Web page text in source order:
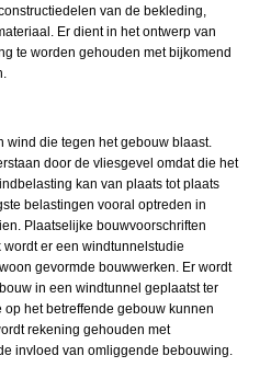
van de bekleding,
Er dient in het ontwerp van
te worden gehouden met bijkomend
wind die tegen het gebouw blaast.
door de vliesgevel omdat die het
kan van plaats tot plaats
belastingen vooral optreden in
Plaatselijke bouwvoorschriften
er een windtunnelstudie
gevormde bouwwerken. Er wordt
in een windtunnel geplaatst ter
het betreffende gebouw kunnen
rekening gehouden met
invloed van omliggende bebouwing.